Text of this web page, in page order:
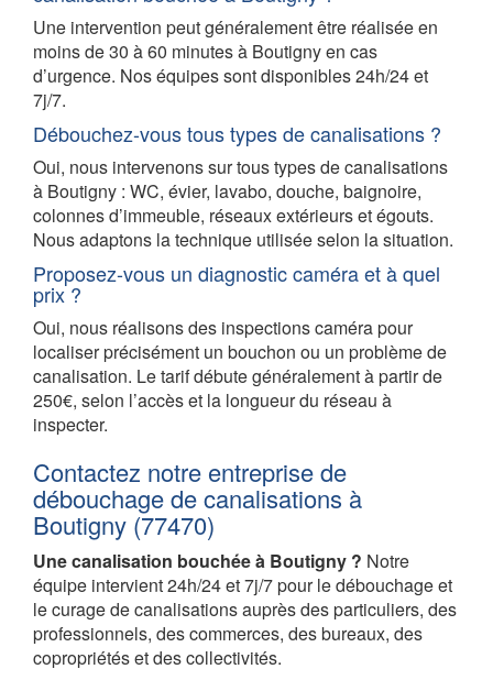
Une intervention peut généralement être réalisée en
moins de 30 à 60 minutes à Boutigny en cas
d’urgence. Nos équipes sont disponibles 24h/24 et
7j/7.
Débouchez-vous tous types de canalisations ?
Oui, nous intervenons sur tous types de canalisations
à Boutigny : WC, évier, lavabo, douche, baignoire,
colonnes d’immeuble, réseaux extérieurs et égouts.
Nous adaptons la technique utilisée selon la situation.
Proposez-vous un diagnostic caméra et à quel
prix ?
Oui, nous réalisons des inspections caméra pour
localiser précisément un bouchon ou un problème de
canalisation. Le tarif débute généralement à partir de
250€, selon l’accès et la longueur du réseau à
inspecter.
Contactez notre entreprise de
débouchage de canalisations à
Boutigny (77470)
Une canalisation bouchée à Boutigny ? Notre
équipe intervient 24h/24 et 7j/7 pour le débouchage et
le curage de canalisations auprès des particuliers, des
professionnels, des commerces, des bureaux, des
copropriétés et des collectivités.